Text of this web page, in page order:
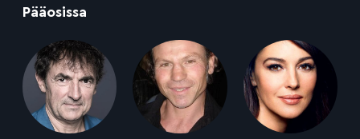
Pääosissa